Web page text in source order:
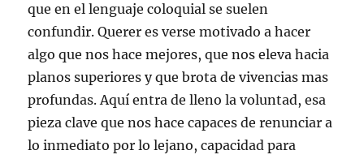
que en el lenguaje coloquial se suelen
confundir. Querer es verse motivado a hacer
algo que nos hace mejores, que nos eleva hacia
planos superiores y que brota de vivencias mas
profundas. Aquí entra de lleno la voluntad, esa
pieza clave que nos hace capaces de renunciar a
lo inmediato por lo lejano, capacidad para